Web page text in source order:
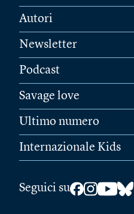
Autori
Newsletter
Podcast
Savage love
Ultimo numero
Internazionale Kids
Seguici su